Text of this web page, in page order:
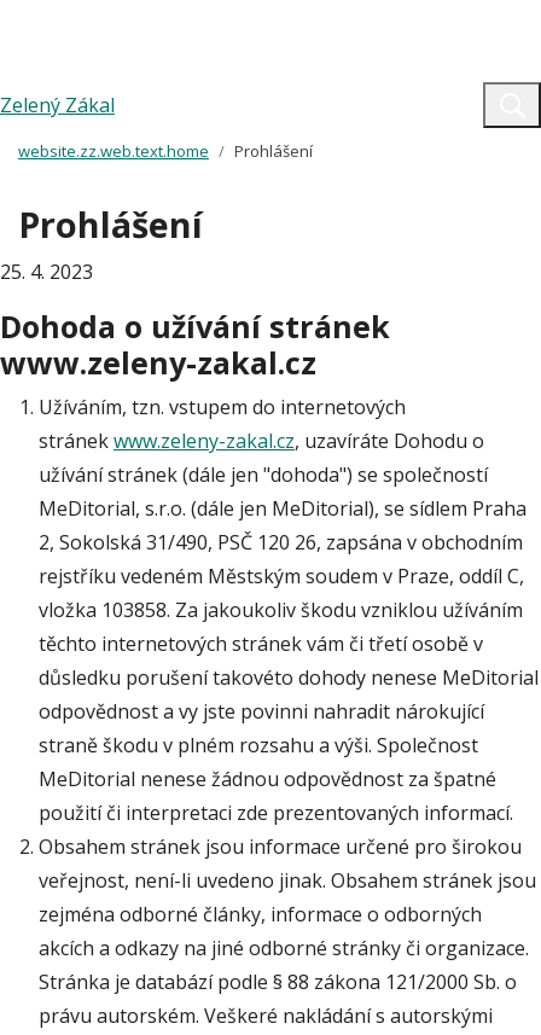
Zelený Zákal
website.zz.web.text.home Prohlášení
Prohlášení
25. 4. 2023
Dohoda o užívání stránek
www.zeleny-zakal.cz
Užíváním, tzn. vstupem do internetových
stránekwww.zeleny-zakal.cz, uzavíráte Dohodu o
užívání stránek (dále jen "dohoda") se společností
MeDitorial, s.r.o. (dále jen MeDitorial), se sídlem Praha
2, Sokolská 31/490, PSČ 120 26, zapsána v obchodním
rejstříku vedeném Městským soudem v Praze, oddíl C,
vložka 103858. Za jakoukoliv škodu vzniklou užíváním
těchto internetových stránek vám či třetí osobě v
důsledku porušení takovéto dohody nenese MeDitorial
odpovědnost a vy jste povinni nahradit nárokující
straně škodu v plném rozsahu a výši. Společnost
MeDitorial nenese žádnou odpovědnost za špatné
použití či interpretaci zde prezentovaných informací.
Obsahem stránek jsou informace určené pro širokou
veřejnost, není-li uvedeno jinak. Obsahem stránek jsou
zejména odborné články, informace o odborných
akcích a odkazy na jiné odborné stránky či organizace.
Stránka je databází podle § 88 zákona 121/2000 Sb. o
právu autorském. Veškeré nakládání s autorskými